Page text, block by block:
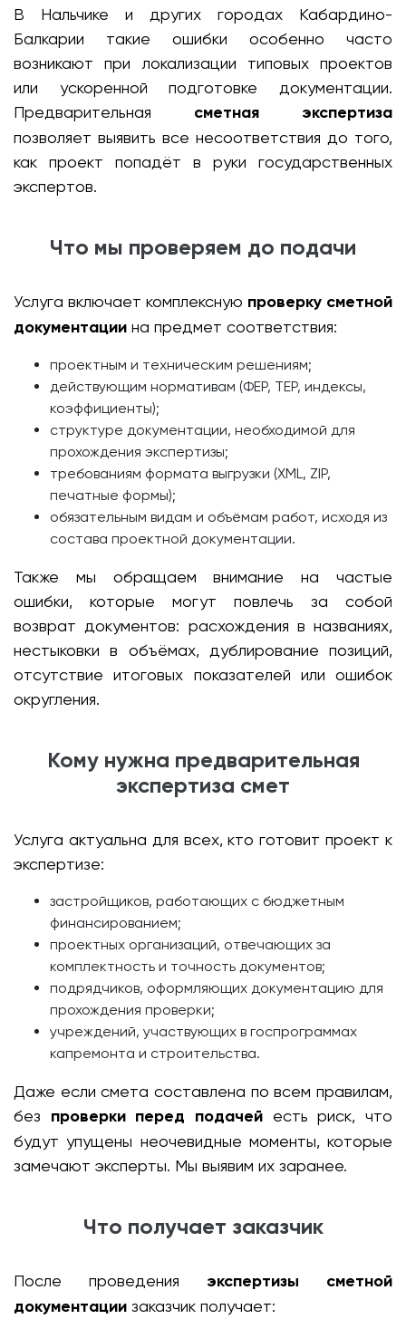
В Нальчике и других городах Кабардино-
Балкарии такие ошибки особенно часто
возникают при локализации типовых проектов
или ускоренной подготовке документации.
Предварительная сметная экспертиза
позволяет выявить все несоответствия до того,
как проект попадёт в руки государственных
экспертов.
Что мы проверяем до подачи
Услуга включает комплексную проверку сметной
документации на предмет соответствия:
проектным и техническим решениям;
действующим нормативам (ФЕР, ТЕР, индексы,
коэффициенты);
структуре документации, необходимой для
прохождения экспертизы;
требованиям формата выгрузки (XML, ZIP,
печатные формы);
обязательным видам и объёмам работ, исходя из
состава проектной документации.
Также мы обращаем внимание на частые
ошибки, которые могут повлечь за собой
возврат документов: расхождения в названиях,
нестыковки в объёмах, дублирование позиций,
отсутствие итоговых показателей или ошибок
округления.
Кому нужна предварительная
экспертиза смет
Услуга актуальна для всех, кто готовит проект к
экспертизе:
застройщиков, работающих с бюджетным
финансированием;
проектных организаций, отвечающих за
комплектность и точность документов;
подрядчиков, оформляющих документацию для
прохождения проверки;
учреждений, участвующих в госпрограммах
капремонта и строительства.
Даже если смета составлена по всем правилам,
без проверки перед подачей есть риск, что
будут упущены неочевидные моменты, которые
замечают эксперты. Мы выявим их заранее.
Что получает заказчик
После проведения экспертизы сметной
документации заказчик получает: